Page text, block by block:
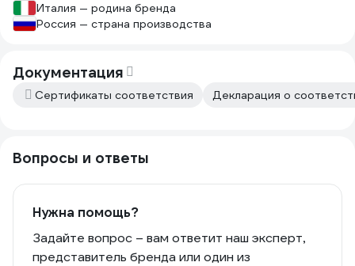
Италия — родина бренда
Россия — страна производства
Документация
Сертификаты соответствия Декларация о
Вопросы и ответы
Нужна помощь?
Задайте вопрос – вам ответит наш эксперт,
представитель бренда или один из